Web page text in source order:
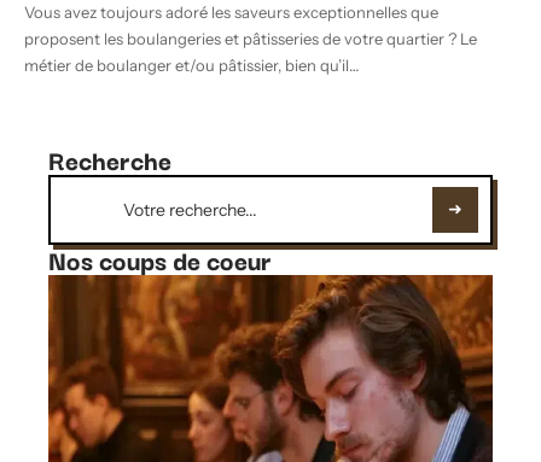
Vous avez toujours adoré les saveurs exceptionnelles que
proposent les boulangeries et pâtisseries de votre quartier ? Le
métier de boulanger et/ou pâtissier, bien qu’il…
Recherche
Nos coups de coeur